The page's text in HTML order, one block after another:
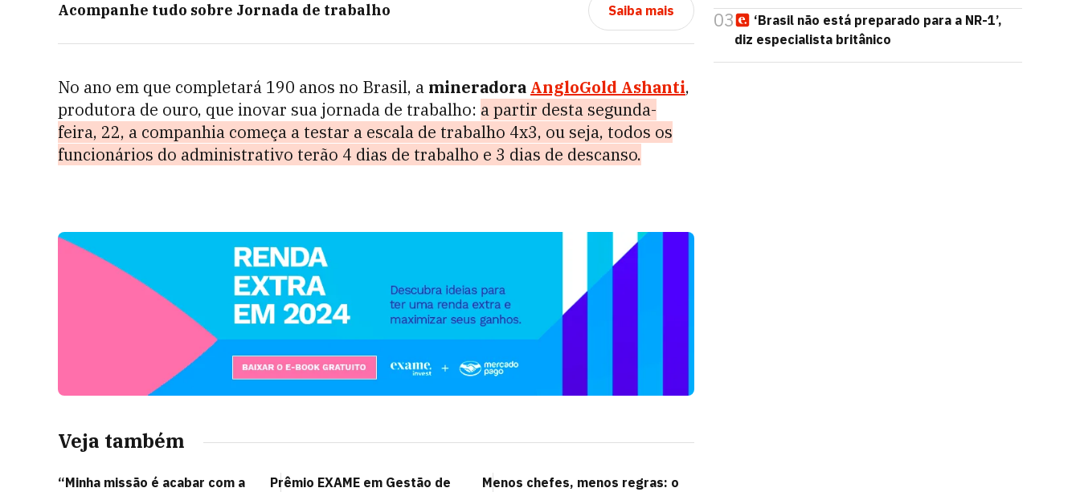
Acompanhe tudo sobre Jornada de trabalho Saiba mais
No ano em que completará 190 anos no Brasil, a mineradora AngloGold Ashanti,
produtora de ouro, que inovar sua jornada de trabalho: a partir desta segunda-
feira, 22, a companhia começa a testar a escala de trabalho 4x3, ou seja, todos os
funcionários do administrativo terão 4 dias de trabalho e 3 dias de descanso.
Veja também
“Minha missão é acabar com a
Prêmio EXAME em Gestão de
Menos chefes, menos regras: o
03
‘Brasil não está preparado para a NR-1’,
diz especialista britânico